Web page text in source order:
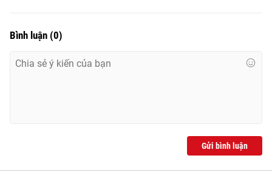
Bình luận (0)
Gửi bình luận